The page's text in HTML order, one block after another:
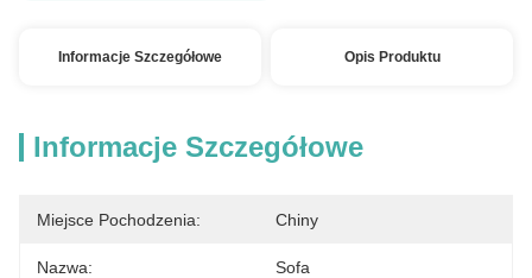
Informacje Szczegółowe Opis Produktu
Informacje Szczegółowe
Miejsce Pochodzenia: Chiny
Nazwa: Sofa